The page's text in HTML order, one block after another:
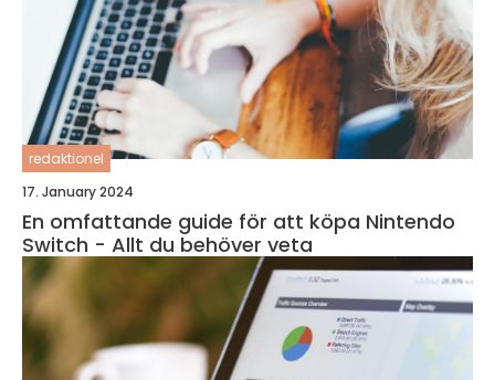
redaktionel
17. January 2024
En omfattande guide för att köpa Nintendo
Switch - Allt du behöver veta